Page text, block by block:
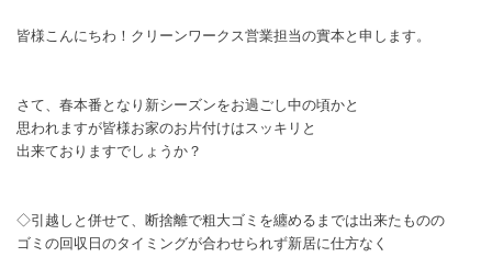
皆様こんにちわ！クリーンワークス営業担当の實本と申します。
さて、春本番となり新シーズンをお過ごし中の頃かと
思われますが皆様お家のお片付けはスッキリと
出来ておりますでしょうか？
◇引越しと併せて、断捨離で粗大ゴミを纏めるまでは出来たものの
ゴミの回収日のタイミングが合わせられず新居に仕方なく